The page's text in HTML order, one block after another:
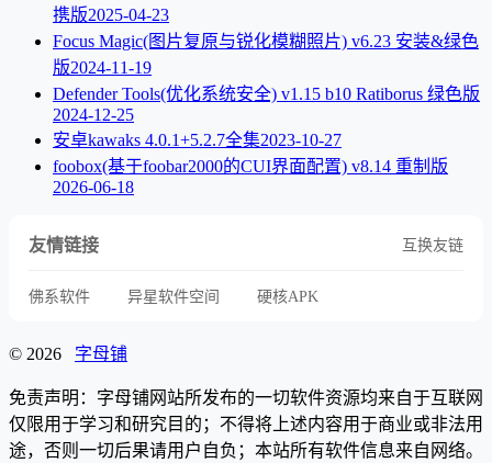
携版2025-04-23
Focus Magic(图片复原与锐化模糊照片) v6.23 安装&绿色
版2024-11-19
Defender Tools(优化系统安全) v1.15 b10 Ratiborus 绿色版
2024-12-25
安卓kawaks 4.0.1+5.2.7全集2023-10-27
foobox(基于foobar2000的CUI界面配置) v8.14 重制版
2026-06-18
友情链接 互换友链
佛系软件 异星软件空间 硬核APK
© 2026 字母铺
免责声明：字母铺网站所发布的一切软件资源均来自于互联网
仅限用于学习和研究目的；不得将上述内容用于商业或非法用
途，否则一切后果请用户自负；本站所有软件信息来自网络。